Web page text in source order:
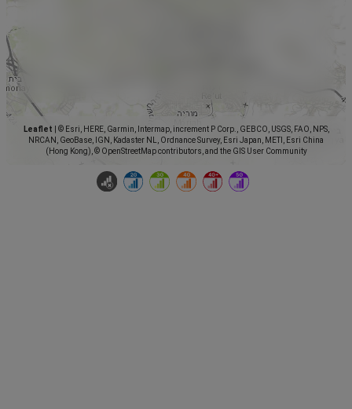
Leaflet
© Esri, HERE, Garmin, Intermap, increment P Corp., GEBCO, USGS, FAO, NPS,
NRCAN, GeoBase, IGN, Kadaster NL, Ordnance Survey, Esri Japan, METI, Esri China
(Hong Kong), © OpenStreetMap contributors, and the GIS User Community